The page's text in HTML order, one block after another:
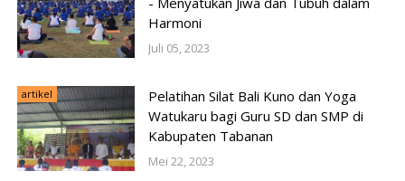
Harmoni
Juli 05, 2023
artikel
Pelatihan Silat Bali Kuno dan Yoga
Watukaru bagi Guru SD dan SMP di
Kabupaten Tabanan
Mei 22, 2023